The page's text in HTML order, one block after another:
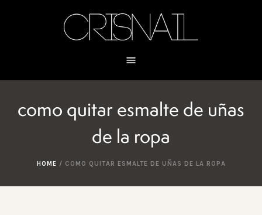
como quitar esmalte de uñas
de la ropa
HOME / COMO QUITAR ESMALTE DE UÑAS DE LA ROPA